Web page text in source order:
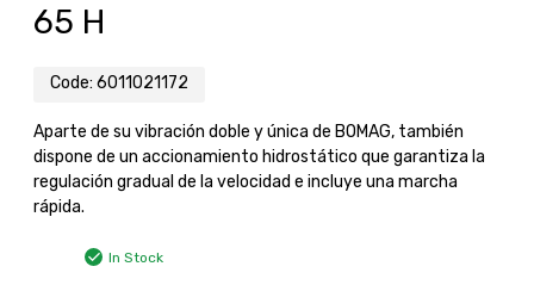
65 H
Code: 6011021172
Aparte de su vibración doble y única de BOMAG, también
dispone de un accionamiento hidrostático que garantiza la
regulación gradual de la velocidad e incluye una marcha
rápida.
In Stock